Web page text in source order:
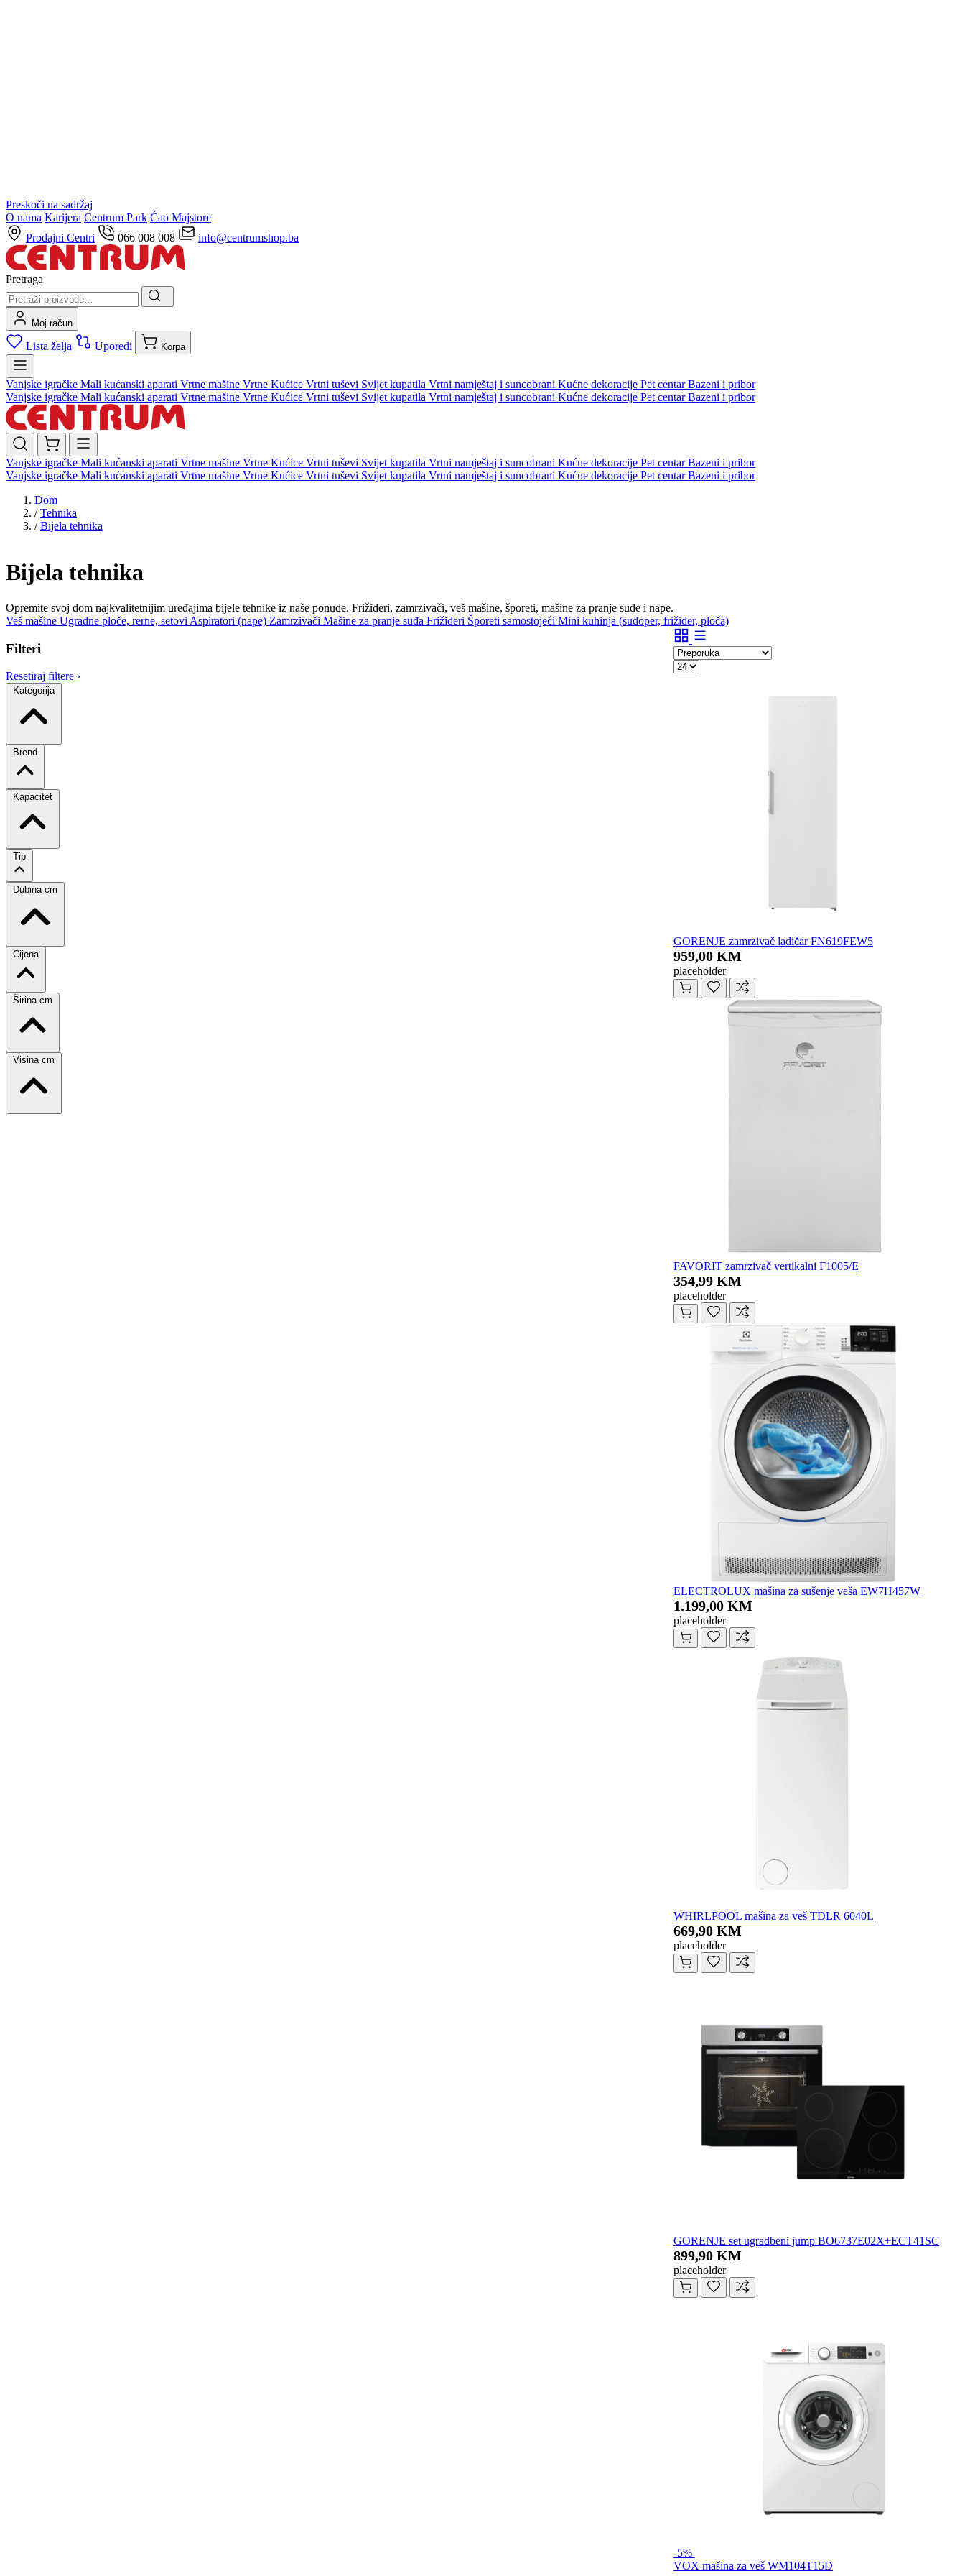
Preskoči na sadržaj
O nama Karijera Centrum Park Ćao Majstore
Prodajni Centri
066 008 008 info@centrumshop.ba
Pretraga
Moj račun
Lista želja Uporedi Korpa
Vanjske igračke Mali kućanski aparati Vrtne mašine Vrtne Kućice Vrtni tuševi Svijet kupatila Vrtni namještaj i suncobrani Kućne dekoracije Pet centarBazeni i pribor
Vanjske igračke Mali kućanski aparati Vrtne mašine Vrtne Kućice Vrtni tuševi Svijet kupatila Vrtni namještaj i suncobrani Kućne dekoracije Pet centarBazeni i pribor
Vanjske igračke Mali kućanski aparati Vrtne mašine Vrtne Kućice Vrtni tuševi Svijet kupatila Vrtni namještaj i suncobrani Kućne dekoracije Pet centarBazeni i pribor
Vanjske igračke Mali kućanski aparati Vrtne mašine Vrtne Kućice Vrtni tuševi Svijet kupatila Vrtni namještaj i suncobrani Kućne dekoracije Pet centarBazeni i pribor
Dom
/ Tehnika
/ Bijela tehnika
Bijela tehnika
Opremite svoj dom najkvalitetnijim uređajima bijele tehnike iz naše ponude. Frižideri, zamrzivači, veš mašine, šporeti, mašine za pranje suđe i nape.
Veš mašine Ugradne ploče, rerne, setovi Aspiratori (nape) Zamrzivači Mašine za pranje suđa Frižideri Šporeti samostojeći Mini kuhinja (sudoper, frižider, ploča)
Filteri
Resetiraj filtere ›
Kategorija
Brend
Kapacitet
Tip
Dubina cm
Cijena
Širina cm
Visina cm
GORENJE zamrzivač ladičar FN619FEW5
959,00 KM
placeholder
FAVORIT zamrzivač vertikalni F1005/E
354,99 KM
placeholder
ELECTROLUX mašina za sušenje veša EW7H457W
1.199,00 KM
placeholder
WHIRLPOOL mašina za veš TDLR 6040L
669,90 KM
placeholder
GORENJE set ugradbeni jump BO6737E02X+ECT41SC
899,90 KM
placeholder
-5%
VOX mašina za veš WM104T15D